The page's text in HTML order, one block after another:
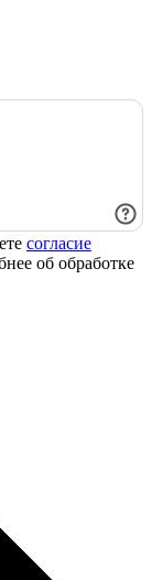
согласие
об обработке